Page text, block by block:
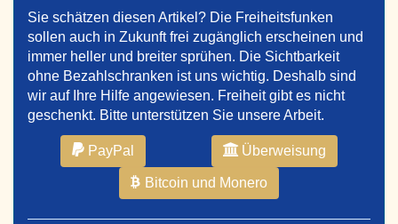
Sie schätzen diesen Artikel? Die Freiheitsfunken
sollen auch in Zukunft frei zugänglich erscheinen und
immer heller und breiter sprühen. Die Sichtbarkeit
ohne Bezahlschranken ist uns wichtig. Deshalb sind
wir auf Ihre Hilfe angewiesen. Freiheit gibt es nicht
geschenkt. Bitte unterstützen Sie unsere Arbeit.
PayPal Überweisung
Bitcoin und Monero